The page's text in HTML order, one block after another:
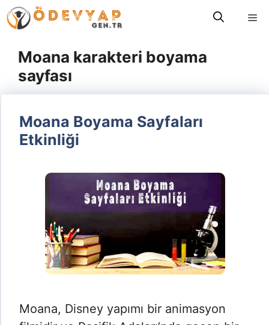
İçeriğe
atla
Moana karakteri boyama
sayfası
Moana Boyama Sayfaları
Etkinliği
Moana, Disney yapımı bir animasyon